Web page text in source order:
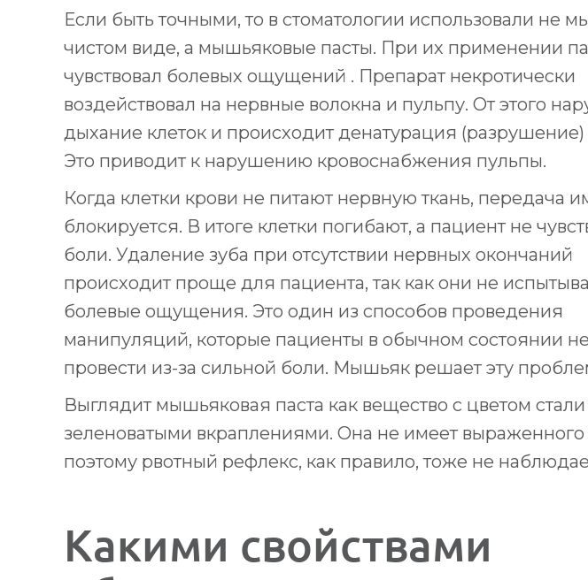
Если быть точными, то в стоматологии использовали не
чистом виде, а мышьяковые пасты. При их применении
чувствовал болевых ощущений . Препарат некротически
воздействовал на нервные волокна и пульпу. От этого
дыхание клеток и происходит денатурация (разрушение)
Это приводит к нарушению кровоснабжения пульпы.
Когда клетки крови не питают нервную ткань, передача
блокируется. В итоге клетки погибают, а пациент не
боли. Удаление зуба при отсутствии нервных окончаний
происходит проще для пациента, так как они не
болевые ощущения. Это один из способов проведения
манипуляций, которые пациенты в обычном состоянии
провести из-за сильной боли. Мышьяк решает эту
Выглядит мышьяковая паста как вещество с цветом стали
зеленоватыми вкраплениями. Она не имеет выраженного
поэтому рвотный рефлекс, как правило, тоже не
Какими свойствами